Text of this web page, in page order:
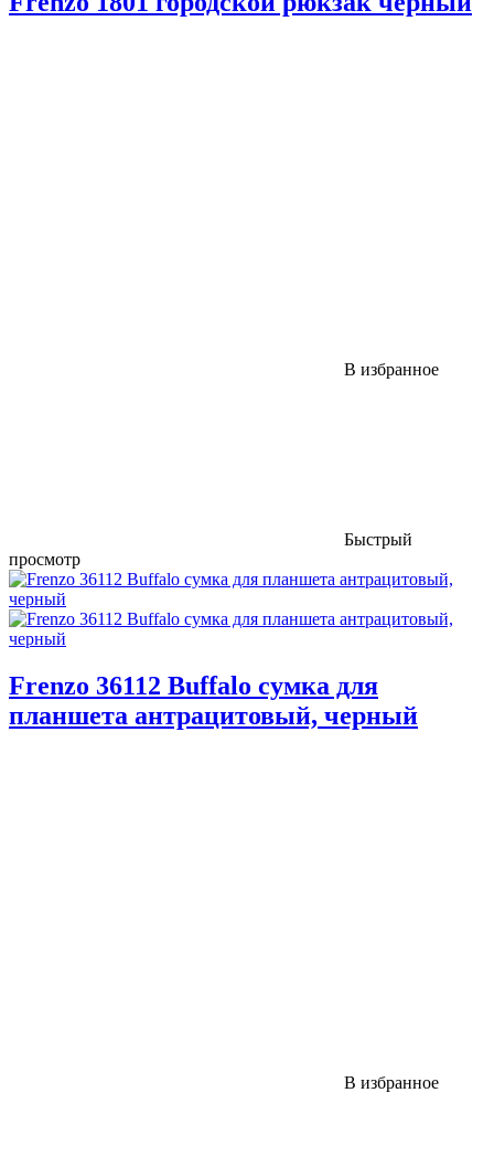
В избранное
Быстрый
просмотр
Frenzo 36112 Buffalo сумка для
планшета антрацитовый, черный
В избранное